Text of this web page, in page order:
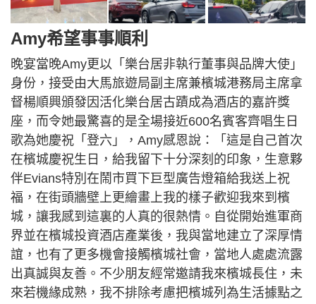
Amy希望事事順利
晚宴當晚Amy更以「樂台居非執行董事與品牌大使」
身份，接受由大馬旅遊局副主席兼檳城港務局主席拿
督楊順興頒發因活化樂台居古蹟成為酒店的嘉許獎
座，而令她最驚喜的是全場接近600名賓客齊唱生日
歌為她慶祝「登六」，Amy感恩說：「這是自己首次
在檳城慶祝生日，給我留下十分深刻的印象，生意夥
伴Evians特別在鬧市買下巨型廣告燈箱給我送上祝
福，在街頭牆壁上更繪畫上我的樣子歡迎我來到檳
城，讓我感到這裏的人真的很熱情。自從開始進軍商
界並在檳城投資酒店產業後，我與當地建立了深厚情
誼，也有了更多機會接觸檳城社會，當地人處處流露
出真誠與友善。不少朋友經常邀請我來檳城長住，未
來若機緣成熟，我不排除考慮把檳城列為生活據點之